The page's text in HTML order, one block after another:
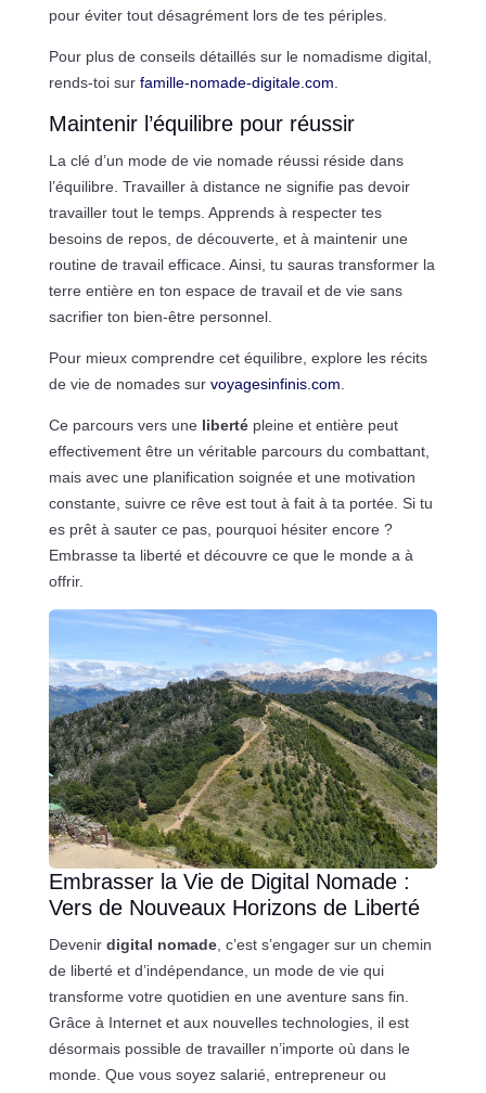
pour éviter tout désagrément lors de tes périples.
Pour plus de conseils détaillés sur le nomadisme digital,
rends-toi sur famille-nomade-digitale.com.
Maintenir l’équilibre pour réussir
La clé d’un mode de vie nomade réussi réside dans
l’équilibre. Travailler à distance ne signifie pas devoir
travailler tout le temps. Apprends à respecter tes
besoins de repos, de découverte, et à maintenir une
routine de travail efficace. Ainsi, tu sauras transformer la
terre entière en ton espace de travail et de vie sans
sacrifier ton bien-être personnel.
Pour mieux comprendre cet équilibre, explore les récits
de vie de nomades sur voyagesinfinis.com.
Ce parcours vers une libertépleine et entière peut
effectivement être un véritable parcours du combattant,
mais avec une planification soignée et une motivation
constante, suivre ce rêve est tout à fait à ta portée. Si tu
es prêt à sauter ce pas, pourquoi hésiter encore ?
Embrasse ta liberté et découvre ce que le monde a à
offrir.
Embrasser la Vie de Digital Nomade :
Vers de Nouveaux Horizons de Liberté
Devenir digital nomade, c’est s’engager sur un chemin
de liberté et d’indépendance, un mode de vie qui
transforme votre quotidien en une aventure sans fin.
Grâce à Internet et aux nouvelles technologies, il est
désormais possible de travailler n’importe où dans le
monde. Que vous soyez salarié, entrepreneur ou